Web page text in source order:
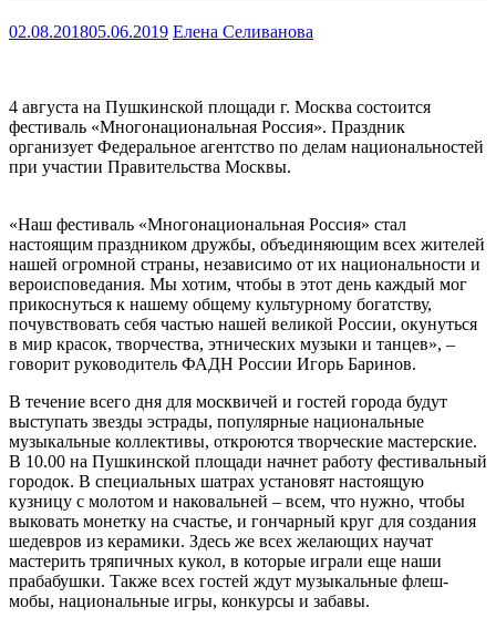
02.08.201805.06.2019 Елена Селиванова
4 августа на Пушкинской площади г. Москва состоится
фестиваль «Многонациональная Россия». Праздник
организует Федеральное агентство по делам национальностей
при участии Правительства Москвы.
«Наш фестиваль «Многонациональная Россия» стал
настоящим праздником дружбы, объединяющим всех жителей
нашей огромной страны, независимо от их национальности и
вероисповедания. Мы хотим, чтобы в этот день каждый мог
прикоснуться к нашему общему культурному богатству,
почувствовать себя частью нашей великой России, окунуться
в мир красок, творчества, этнических музыки и танцев», –
говорит руководитель ФАДН России Игорь Баринов.
В течение всего дня для москвичей и гостей города будут
выступать звезды эстрады, популярные национальные
музыкальные коллективы, откроются творческие мастерские.
В 10.00 на Пушкинской площади начнет работу фестивальный
городок. В специальных шатрах установят настоящую
кузницу с молотом и наковальней – всем, что нужно, чтобы
выковать монетку на счастье, и гончарный круг для создания
шедевров из керамики. Здесь же всех желающих научат
мастерить тряпичных кукол, в которые играли еще наши
прабабушки. Также всех гостей ждут музыкальные флеш-
мобы, национальные игры, конкурсы и забавы.